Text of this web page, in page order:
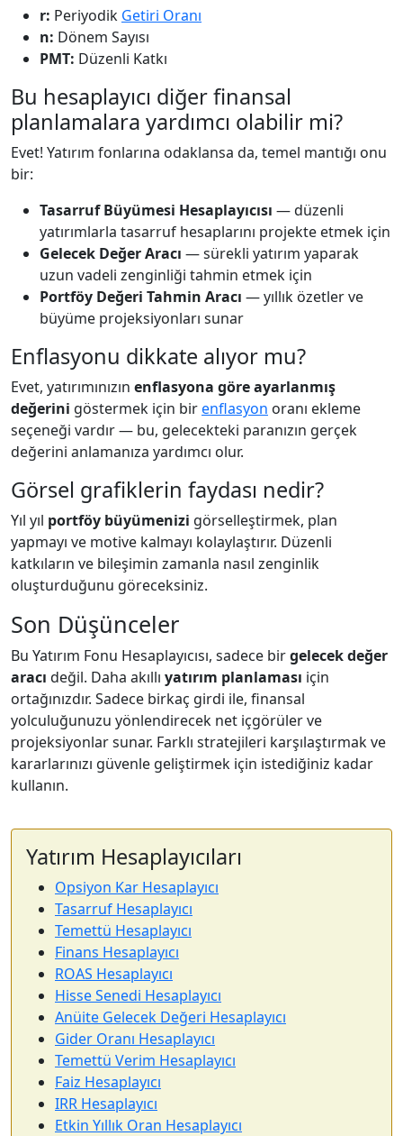
r: Periyodik Getiri Oranı
n: Dönem Sayısı
PMT: Düzenli Katkı
Bu hesaplayıcı diğer finansal
planlamalara yardımcı olabilir mi?
Evet! Yatırım fonlarına odaklansa da, temel mantığı onu
bir:
Tasarruf Büyümesi Hesaplayıcısı — düzenli
yatırımlarla tasarruf hesaplarını projekte etmek için
Gelecek Değer Aracı — sürekli yatırım yaparak
uzun vadeli zenginliği tahmin etmek için
Portföy Değeri Tahmin Aracı — yıllık özetler ve
büyüme projeksiyonları sunar
Enflasyonu dikkate alıyor mu?
Evet, yatırımınızın enflasyona göre ayarlanmış
değerini göstermek için birenflasyon oranı ekleme
seçeneği vardır — bu, gelecekteki paranızın gerçek
değerini anlamanıza yardımcı olur.
Görsel grafiklerin faydası nedir?
Yıl yıl portföy büyümenizi görselleştirmek, plan
yapmayı ve motive kalmayı kolaylaştırır. Düzenli
katkıların ve bileşimin zamanla nasıl zenginlik
oluşturduğunu göreceksiniz.
Son Düşünceler
Bu Yatırım Fonu Hesaplayıcısı, sadece birgelecek değer
aracı değil. Daha akıllı yatırım planlaması için
ortağınızdır. Sadece birkaç girdi ile, finansal
yolculuğunuzu yönlendirecek net içgörüler ve
projeksiyonlar sunar. Farklı stratejileri karşılaştırmak ve
kararlarınızı güvenle geliştirmek için istediğiniz kadar
kullanın.
Yatırım Hesaplayıcıları
Opsiyon Kar Hesaplayıcı
Tasarruf Hesaplayıcı
Temettü Hesaplayıcı
Finans Hesaplayıcı
ROAS Hesaplayıcı
Hisse Senedi Hesaplayıcı
Anüite Gelecek Değeri Hesaplayıcı
Gider Oranı Hesaplayıcı
Temettü Verim Hesaplayıcı
Faiz Hesaplayıcı
IRR Hesaplayıcı
Etkin Yıllık Oran Hesaplayıcı